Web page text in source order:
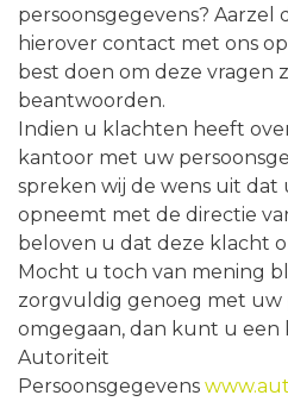
persoonsgegevens? Aarzel
hierover contact met ons
best doen om deze vragen
beantwoorden.
Indien u klachten heeft
kantoor met uw
spreken wij de wens uit dat
opneemt met de directie
beloven u dat deze klacht
Mocht u toch van mening
zorgvuldig genoeg met uw
omgegaan, dan kunt u een
Autoriteit
Persoonsgegevens